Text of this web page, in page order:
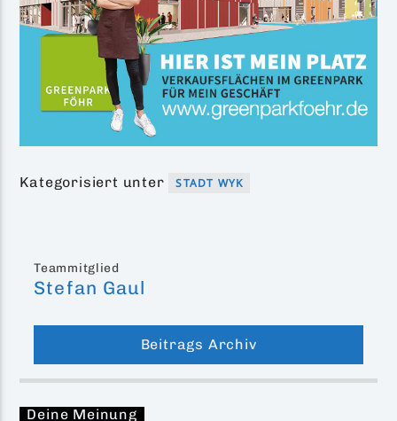
Kategorisiert unter STADT WYK
Teammitglied
Stefan Gaul
Beitrags Archiv
Deine Meinung